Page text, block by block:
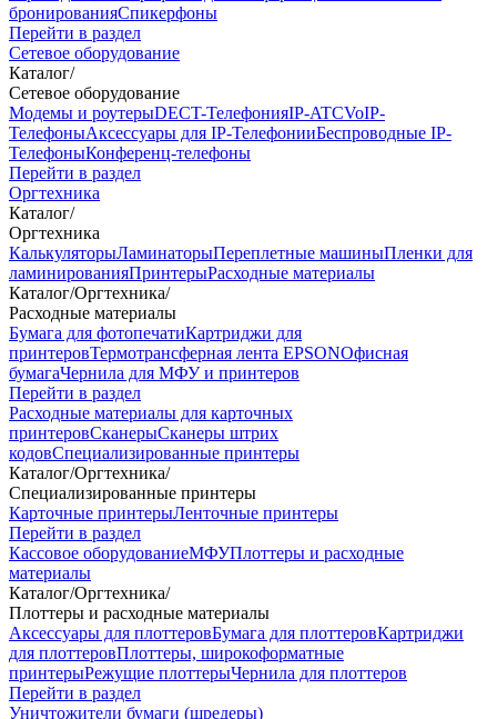
бронированияСпикерфоны
Перейти в раздел
Сетевое оборудование
Каталог/
Сетевое оборудование
Модемы и роутерыDECT-ТелефонияIP-ATCVoIP-
ТелефоныАксессуары для IP-ТелефонииБеспроводные IP-
ТелефоныКонференц-телефоны
Перейти в раздел
Оргтехника
Каталог/
Оргтехника
КалькуляторыЛаминаторыПереплетные машиныПленки для
ламинированияПринтерыРасходные материалы
Каталог/Оргтехника/
Расходные материалы
Бумага для фотопечатиКартриджи для
принтеровТермотрансферная лента EPSONОфисная
бумагаЧернила для МФУ и принтеров
Перейти в раздел
Расходные материалы для карточных
принтеровСканерыСканеры штрих
кодовСпециализированные принтеры
Каталог/Оргтехника/
Специализированные принтеры
Карточные принтерыЛенточные принтеры
Перейти в раздел
Кассовое оборудованиеМФУПлоттеры и расходные
материалы
Каталог/Оргтехника/
Плоттеры и расходные материалы
Аксессуары для плоттеровБумага для плоттеровКартриджи
для плоттеровПлоттеры, широкоформатные
принтерыРежущие плоттерыЧернила для плоттеров
Перейти в раздел
Уничтожители бумаги (шредеры)